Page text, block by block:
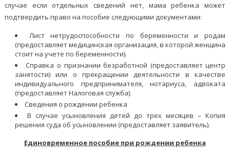
случае если отдельных сведений нет, мама ребенка может
подтвердить право на пособие следующими документами:
Лист нетрудоспособности по беременности и родам
(предоставляет медицинская организация, в которой женщина
стоит на учете по беременности).
Справка о признании безработной (предоставляет центр
занятости) или о прекращении деятельности в качестве
индивидуального предпринимателя, нотариуса, адвоката
(предоставляет Налоговая служба).
Сведения о рождении ребенка
В случае усыновления детей до трех месяцев – Копия
решения суда об усыновлении (предоставляет заявитель).
Единовременное пособие при рождении ребенка